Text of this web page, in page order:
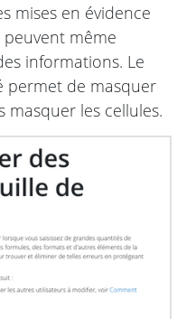
mises en évidence
même
informations. Le
permet de masquer
masquer les cellules.